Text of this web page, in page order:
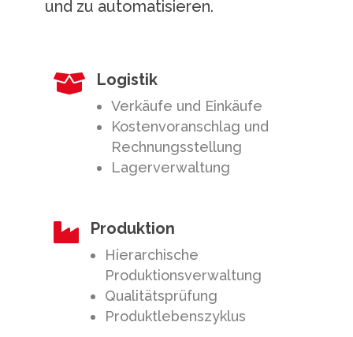
und zu automatisieren.
 Logistik
Verkäufe und Einkäufe
Kostenvoranschlag und
Rechnungsstellung
Lagerverwaltung
 Produktion
Hierarchische
Produktionsverwaltung
Qualitätsprüfung
Produktlebenszyklus